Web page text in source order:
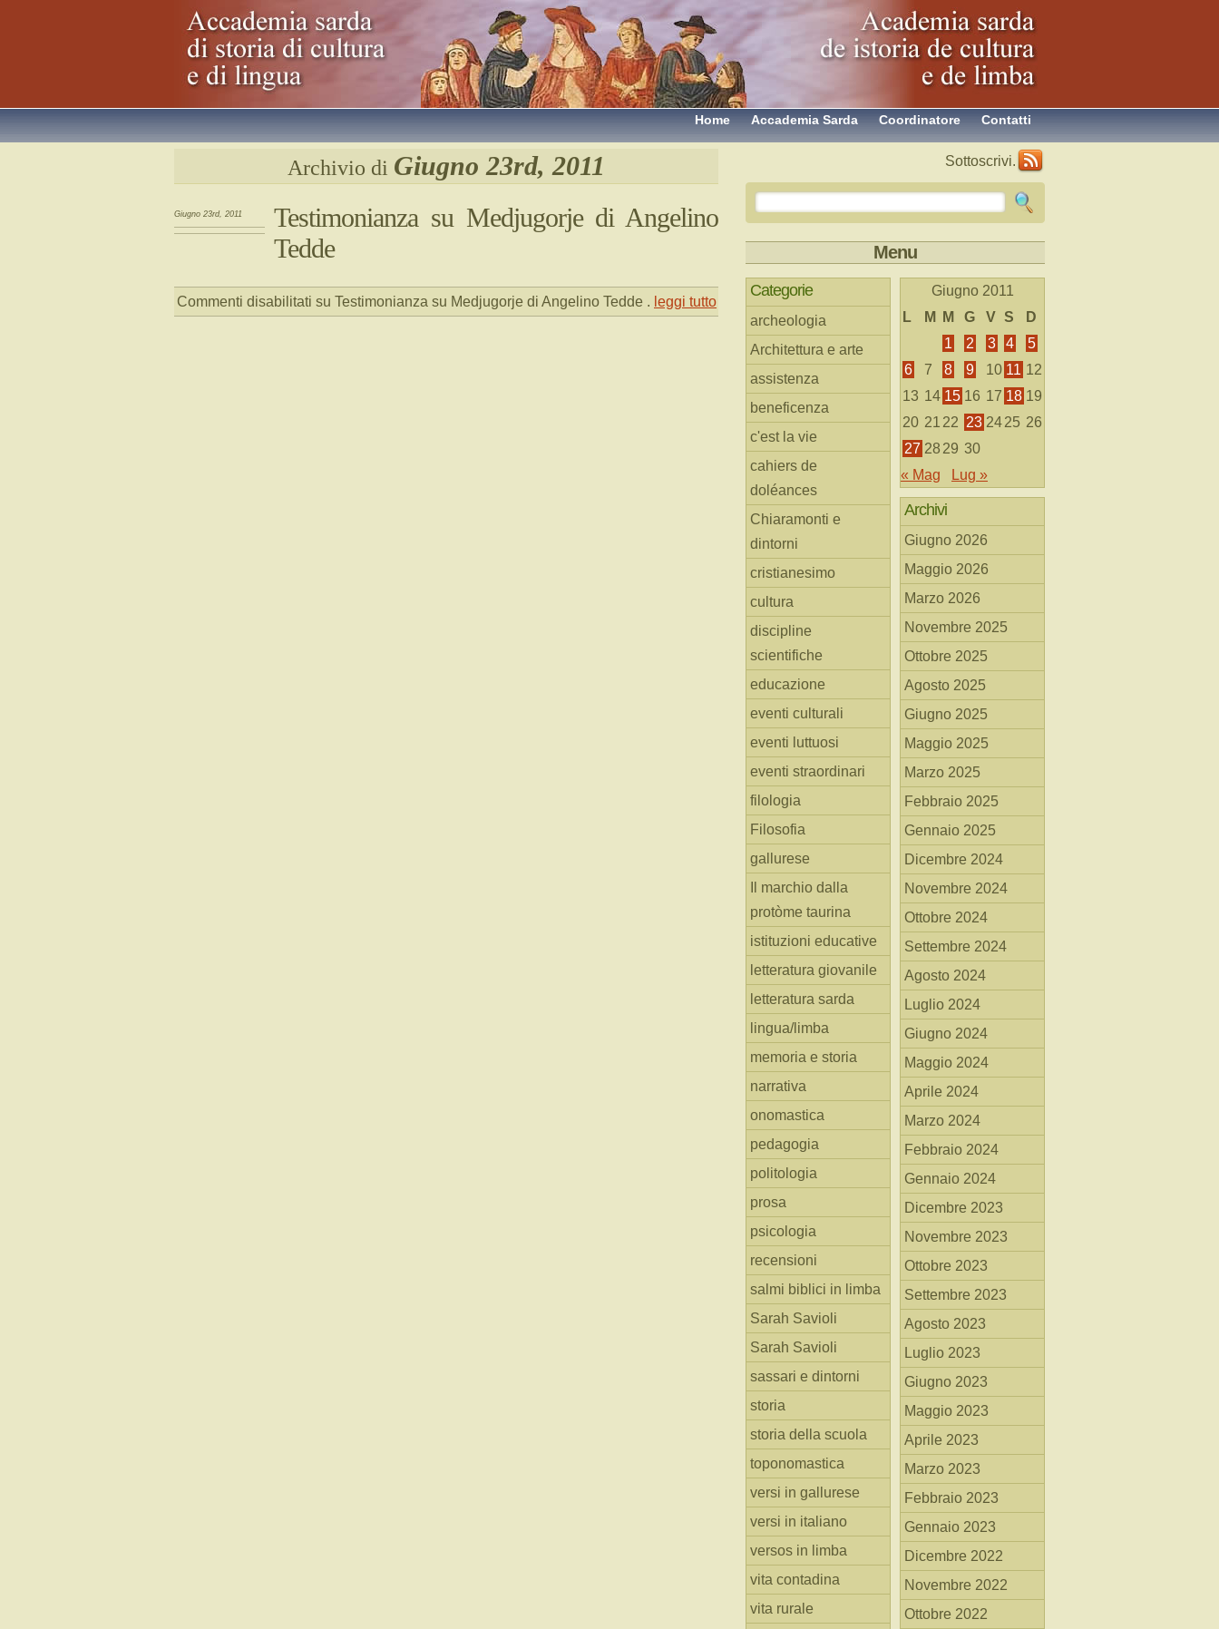
Contatti
Coordinatore
Accademia Sarda
Home
Archivio di Giugno 23rd, 2011
Giugno 23rd, 2011
Testimonianza su Medjugorje di Angelino
Tedde
Commenti disabilitati su Testimonianza su Medjugorje di Angelino Tedde . leggi tutto
Sottoscrivi.
Menu
Categorie
archeologia
Architettura e arte
assistenza
beneficenza
c'est la vie
cahiers de
doléances
Chiaramonti e
dintorni
cristianesimo
cultura
discipline
scientifiche
educazione
eventi culturali
eventi luttuosi
eventi straordinari
filologia
Filosofia
gallurese
Il marchio dalla
protòme taurina
istituzioni educative
letteratura giovanile
letteratura sarda
lingua/limba
memoria e storia
narrativa
onomastica
pedagogia
politologia
prosa
psicologia
recensioni
salmi biblici in limba
Sarah Savioli
Sarah Savioli
sassari e dintorni
storia
storia della scuola
toponomastica
versi in gallurese
versi in italiano
versos in limba
vita contadina
vita rurale
Giugno 2011
L
M M G V S
D
1
2 3 4
5
6
7 8 9 10 11 12
13 14 15 16 17 18 19
20 21 22 23 2425 26
27 28 29 30
« Mag
Lug »
Archivi
Giugno 2026
Maggio 2026
Marzo 2026
Novembre 2025
Ottobre 2025
Agosto 2025
Giugno 2025
Maggio 2025
Marzo 2025
Febbraio 2025
Gennaio 2025
Dicembre 2024
Novembre 2024
Ottobre 2024
Settembre 2024
Agosto 2024
Luglio 2024
Giugno 2024
Maggio 2024
Aprile 2024
Marzo 2024
Febbraio 2024
Gennaio 2024
Dicembre 2023
Novembre 2023
Ottobre 2023
Settembre 2023
Agosto 2023
Luglio 2023
Giugno 2023
Maggio 2023
Aprile 2023
Marzo 2023
Febbraio 2023
Gennaio 2023
Dicembre 2022
Novembre 2022
Ottobre 2022